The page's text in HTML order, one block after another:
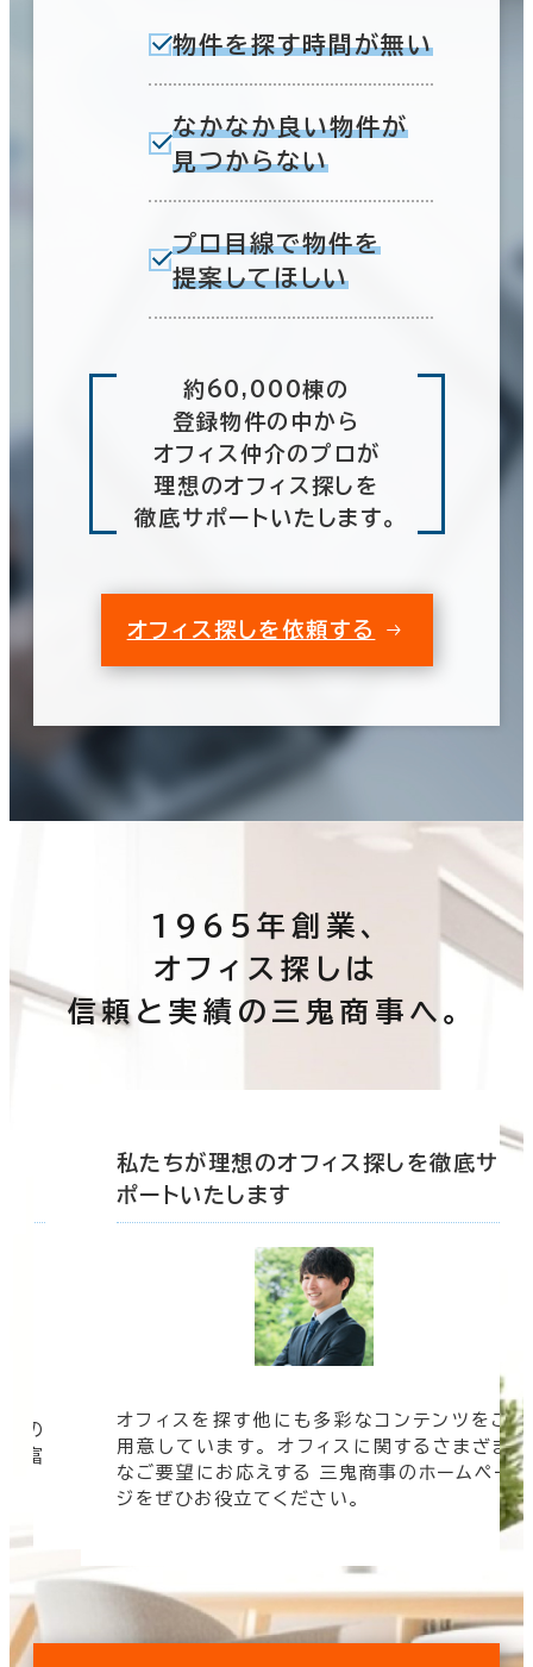
物件を探す時間が無い
なかなか良い物件が
見つからない
プロ目線で物件を
提案してほしい
約60,000棟の
登録物件の中から
オフィス仲介のプロが
理想のオフィス探しを
徹底サポートいたします。
オフィス探しを依頼する
1965年創業、
オフィス探しは
信頼と実績の三鬼商事へ。
の
豊富
私たちが理想のオフィス探しを徹底サ
ポートいたします
オフィスを探す他にも多彩なコンテンツをご
用意しています。 オフィスに関するさまざま
なご要望にお応えする 三鬼商事のホームペー
ジをぜひお役立てください。